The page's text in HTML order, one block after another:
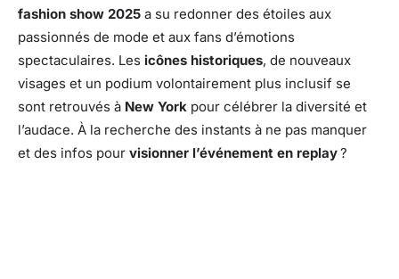
fashion show 2025 a su redonner des étoiles aux
passionnés de mode et aux fans d’émotions
spectaculaires. Les icônes historiques, de nouveaux
visages et un podium volontairement plus inclusif se
sont retrouvés à New York pour célébrer la diversité et
l’audace. À la recherche des instants à ne pas manquer
et des infos pour visionner l’événement en replay?